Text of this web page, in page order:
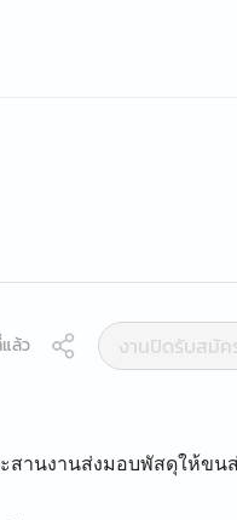
ล้ว
งานปิดรับสมัค
สานงานส่งมอบพัสดุให้ขน